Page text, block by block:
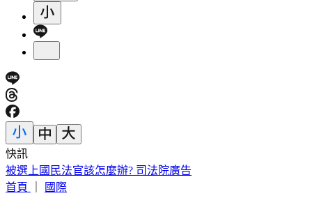
快訊
被選上國民法官該怎麼辦? 司法院廣告
首頁
國際